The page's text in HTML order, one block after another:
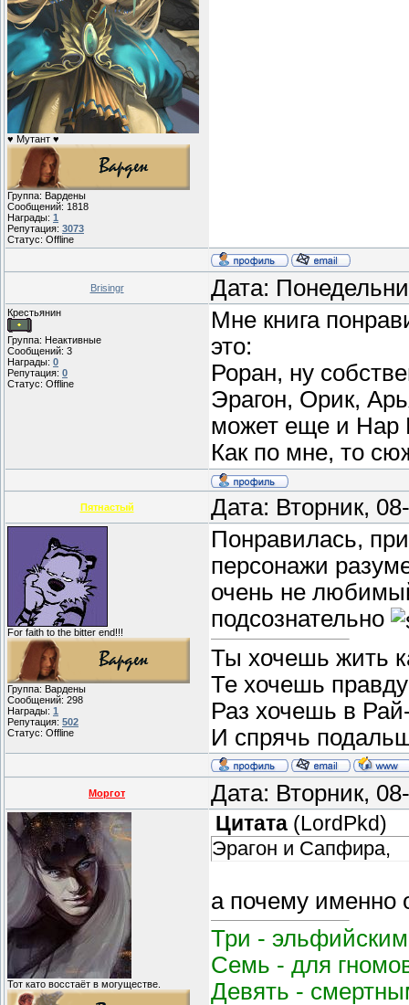
♥ Мутант ♥
Группа: Вардены
Сообщений: 1818
Награды: 1
Репутация: 3073
Статус: Offline
Brisingr Дата:
Крестьянин
Группа: Неактивные
Сообщений: 3
Награды: 0
Репутация: 0
Статус: Offline
Мне книга
это:
Роран, ну
Эрагон, Орик,
может еще и Нар
Как по мне, то
Пятнастый Дата: Вторник,
For faith to the bitter end!!!
Группа: Вардены
Сообщений: 298
Награды: 1
Репутация: 502
Статус: Offline
Понравилась,
персонажи
очень не
подсознательно
Ты хочешь жить
Те хочешь правду
Раз хочешь в
И спрячь
Моргот Дата: Вторник,
Тот като восстаёт в могуществе.
Цитата ( LordPkd)
Эрагон и Сапфира,
а почему именно
Три -
Семь - для
Девять -